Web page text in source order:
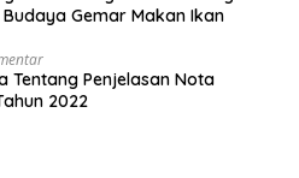
Gemar Makan Ikan
Tentang Penjelasan Nota
2022